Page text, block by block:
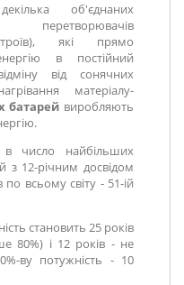
об'єднаних
які прямо
в постійний
від сонячних
матеріалу-
батарей виробляють
в число найбільших
з 12-річним досвідом
всьому світу - 51-ій
становить 25 років
80%) і 12 років - не
ву потужність - 10